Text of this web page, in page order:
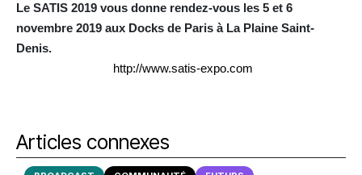
Le SATIS 2019 vous donne rendez-vous les 5 et 6
novembre 2019 aux Docks de Paris à La Plaine Saint-
Denis.
http://www.satis-expo.com
Articles connexes